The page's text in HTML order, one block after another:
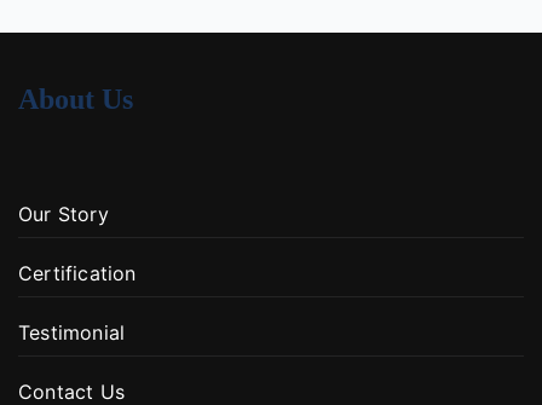
About Us
Our Story
Certification
Testimonial
Contact Us